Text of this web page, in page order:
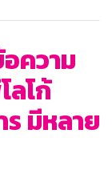
ความ
โก้
มีหลาย